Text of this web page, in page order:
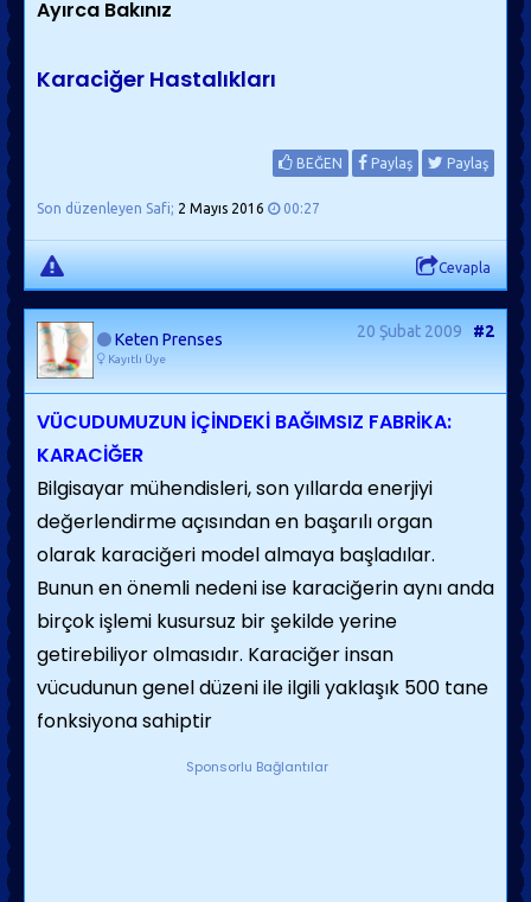
Ayırca Bakınız
Karaciğer Hastalıkları
BEĞEN Paylaş Paylaş
Son düzenleyen Safi; 2 Mayıs 2016 00:27
Cevapla
Keten Prenses
Kayıtlı Üye
20 Şubat 2009 #2
VÜCUDUMUZUN İÇİNDEKİ BAĞIMSIZ FABRİKA:
KARACİĞER
Bilgisayar mühendisleri, son yıllarda enerjiyi
değerlendirme açısından en başarılı organ
olarak karaciğeri model almaya başladılar.
Bunun en önemli nedeni ise karaciğerin aynı anda
birçok işlemi kusursuz bir şekilde yerine
getirebiliyor olmasıdır. Karaciğer insan
vücudunun genel düzeni ile ilgili yaklaşık 500 tane
fonksiyona sahiptir
Sponsorlu Bağlantılar